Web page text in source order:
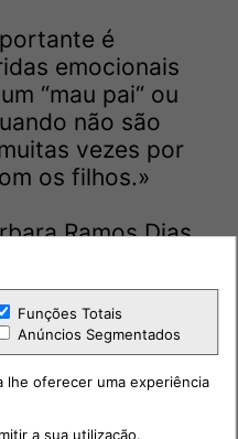
é
emocionais
“mau pai“ ou
não são
vezes por
os filhos.»
Ramos Dias
Funções Totais
Anúncios Segmentados
lhe oferecer uma experiência
a sua utilização.